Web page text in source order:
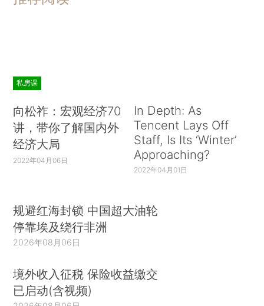
私房课
向松祚：宏观经济70
讲，带你了解国内外
经济大局
2022年04月06日
In Depth: As
Tencent Lays Off
Staff, Is Its ‘Winter’
Approaching?
2022年04月01日
规避红海封锁 中国超大油轮
停靠埃及绕行非洲
2026年08月06日
境外收入征税 保险收益缴交
已启动(含视频)